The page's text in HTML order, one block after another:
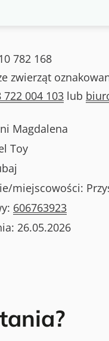
782 168
zwierząt
722 004 103 lub
Magdalena
Toy
miejscowości:
606763923
26.05.2026